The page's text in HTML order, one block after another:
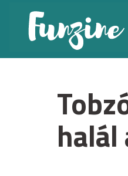
halál